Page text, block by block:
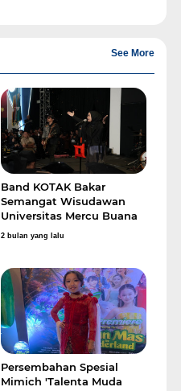
See More
Band KOTAK Bakar
Semangat Wisudawan
Universitas Mercu Buana
Lewat Deretan Lagu
2 bulan yang lalu
Persembahan Spesial
Mimich 'Talenta Muda